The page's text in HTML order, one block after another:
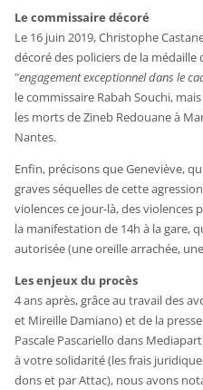
Le commissaire décoré
Le 16 juin 2019, Christophe
décoré des policiers de la
"engagement exceptionnel dans le
le commissaire Rabah Souchi,
les morts de Zineb Redouane à
Nantes.
Enfin, précisons que Geneviève,
graves séquelles de cette
violences ce jour-là, des violences
la manifestation de 14h à la gare,
autorisée (une oreille arrachée,
Les enjeux du procès
4 ans après, grâce au travail des
et Mireille Damiano) et de la
Pascale Pascariello dans
à votre solidarité (les frais
dons et par Attac), nous avons